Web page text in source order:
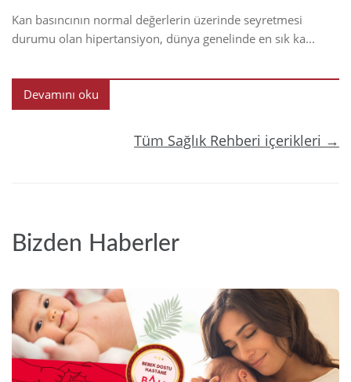
Kan basıncının normal değerlerin üzerinde seyretmesi
durumu olan hipertansiyon, dünya genelinde en sık ka...
Devamını oku
Tüm Sağlık Rehberi içerikleri →
Bizden Haberler
2024